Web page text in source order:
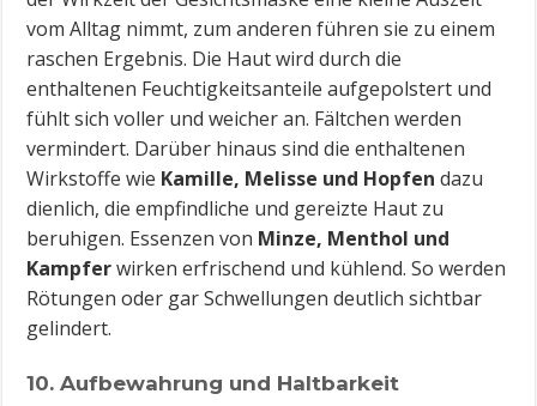
vom Alltag nimmt, zum anderen führen sie zu einem
raschen Ergebnis. Die Haut wird durch die
enthaltenen Feuchtigkeitsanteile aufgepolstert und
fühlt sich voller und weicher an. Fältchen werden
vermindert. Darüber hinaus sind die enthaltenen
Wirkstoffe wie Kamille, Melisse und Hopfen dazu
dienlich, die empfindliche und gereizte Haut zu
beruhigen. Essenzen von Minze, Menthol und
Kampferwirken erfrischend und kühlend. So werden
Rötungen oder gar Schwellungen deutlich sichtbar
gelindert.
10. Aufbewahrung und Haltbarkeit